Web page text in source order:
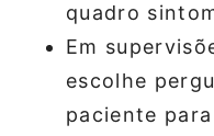
quadro
Em
escolhe
paciente